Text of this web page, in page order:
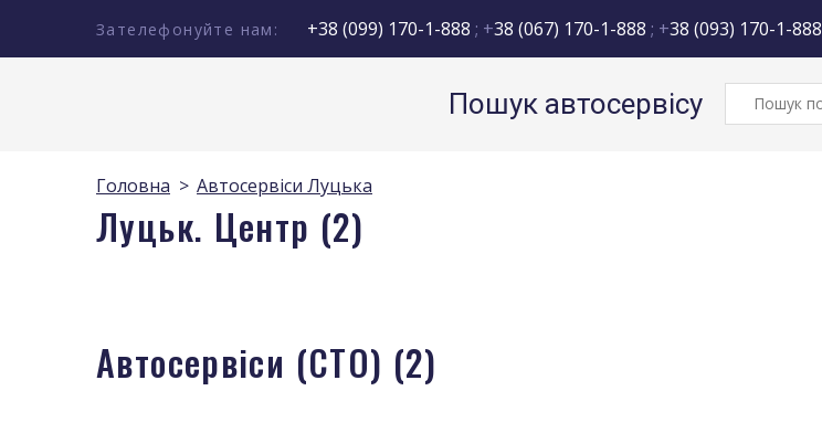
Зателефонуйте нам: +38 (099) 170-1-888 ; +38 (067) 170-1-888 ; +38 (093) 170-1-888
Пошук автосервісу
Головна Автосервіси Луцька
Луцьк. Центр (2)
Автосервіси (СТО) (2)